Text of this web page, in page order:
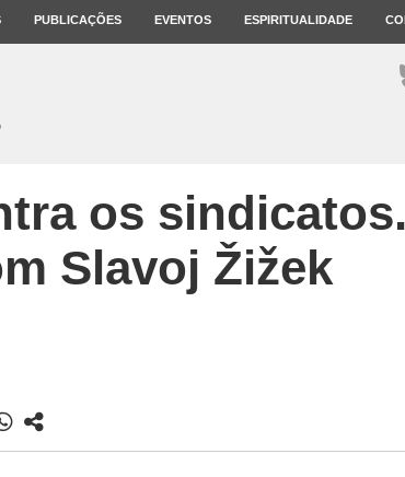
PUBLICAÇÕES EVENTOS ESPIRITUALIDADE
os
Slavoj Žižek